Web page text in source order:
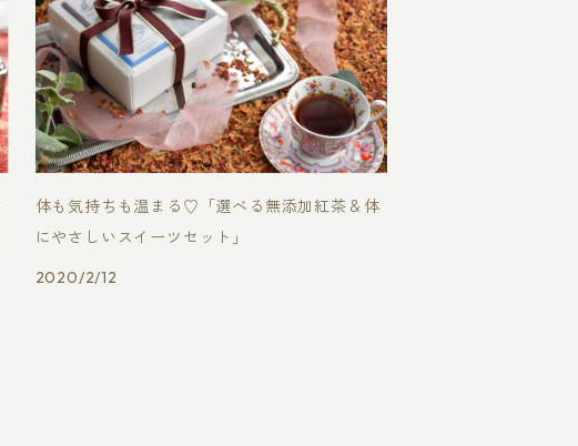
体も気持ちも温まる♡「選べる無添加紅茶＆体
にやさしいスイーツセット」
2020/2/12